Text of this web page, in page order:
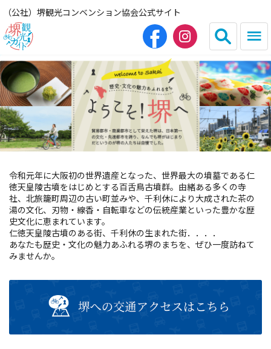
（公社）堺観光コンベンション協会公式サイト
English 简体中文
繁体中文 한국어
観光スポット
グルメ
宿泊
令和元年に大阪初の世界遺産となった、世界最大の墳墓である仁
徳天皇陵古墳をはじめとする百舌鳥古墳群。由緒ある多くの寺
社、北旅籠町周辺の古い町並みや、千利休により大成された茶の
湯の文化、刃物・線香・自転車などの伝統産業といった豊かな歴
史文化に恵まれています。
仁徳天皇陵古墳のある街、千利休の生まれた街．．．．
あなたも歴史・文化の魅力あふれる堺のまちを、ぜひ一度訪ねて
みませんか。